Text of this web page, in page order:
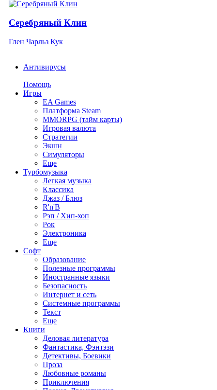
Серебряный Клин
Глен Чарльз Кук
Антивирусы
Помощь
Игры
EA Games
Платформа Steam
MMORPG (тайм карты)
Игровая валюта
Стратегии
Экшн
Симуляторы
Еще
Турбомузыка
Легкая музыка
Классика
Джаз / Блюз
R'n'B
Рэп / Хип-хоп
Рок
Электроника
Еще
Софт
Образование
Полезные программы
Иностранные языки
Безопасность
Интернет и сеть
Системные программы
Текст
Еще
Книги
Деловая литература
Фантастика, Фэнтэзи
Детективы, Боевики
Проза
Любовные романы
Приключения